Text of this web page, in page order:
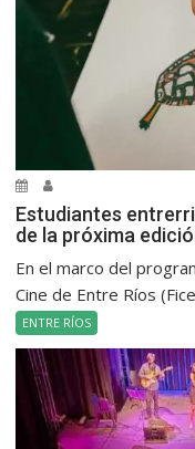
Estudiantes
de la próxima
En el marco del
Cine de Entre Ríos
ENTRE RÍOS